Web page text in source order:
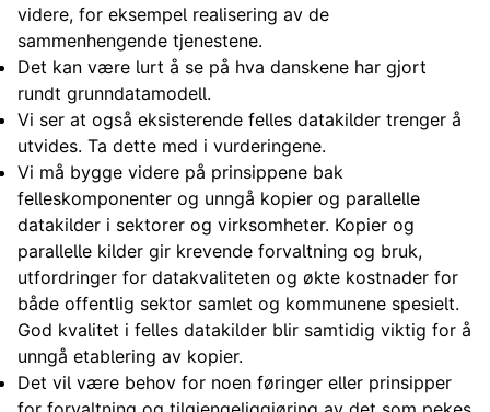
videre, for eksempel realisering av de
sammenhengende tjenestene.
Det kan være lurt å se på hva danskene har gjort
rundt grunndatamodell.
Vi ser at også eksisterende felles datakilder trenger å
utvides. Ta dette med i vurderingene.
Vi må bygge videre på prinsippene bak
felleskomponenter og unngå kopier og parallelle
datakilder i sektorer og virksomheter. Kopier og
parallelle kilder gir krevende forvaltning og bruk,
utfordringer for datakvaliteten og økte kostnader for
både offentlig sektor samlet og kommunene spesielt.
God kvalitet i felles datakilder blir samtidig viktig for å
unngå etablering av kopier.
Det vil være behov for noen føringer eller prinsipper